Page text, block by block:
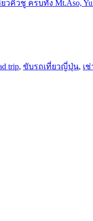
trip, ขับรถเที่ยวญี่ปุ่น, เ